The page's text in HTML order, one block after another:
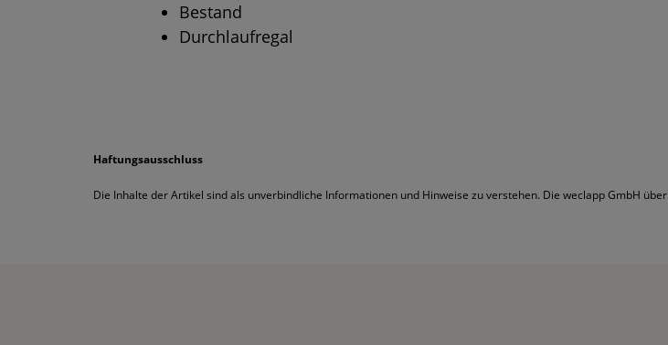
Bestand
Durchlaufregal
Haftungsausschluss
Die Inhalte der Artikel sind als unverbindliche Informationen und Hinweise zu verstehen. Die weclapp GmbH